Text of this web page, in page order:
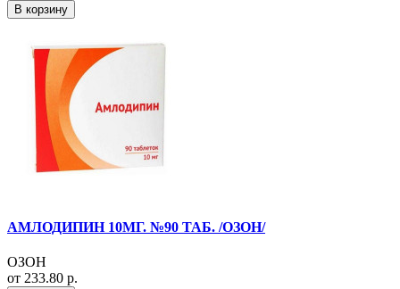
В корзину
АМЛОДИПИН 10МГ. №90 ТАБ. /ОЗОН/
ОЗОН
от 233.80 р.